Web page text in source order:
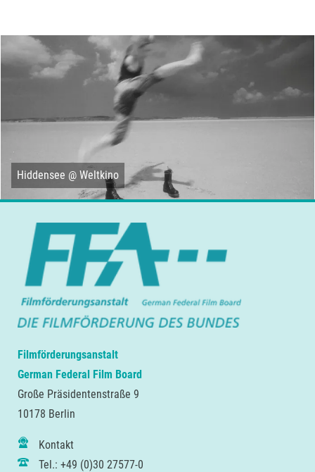
Hiddensee @ Weltkino
Filmförderungsanstalt
German Federal Film Board
Große Präsidentenstraße 9
10178 Berlin
Kontakt
Tel.: +49 (0)30 27577-0